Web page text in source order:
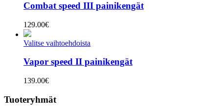
Combat speed III painikengät
129.00€
Valitse vaihtoehdoista
Vapor speed II painikengät
139.00€
Tuoteryhmät